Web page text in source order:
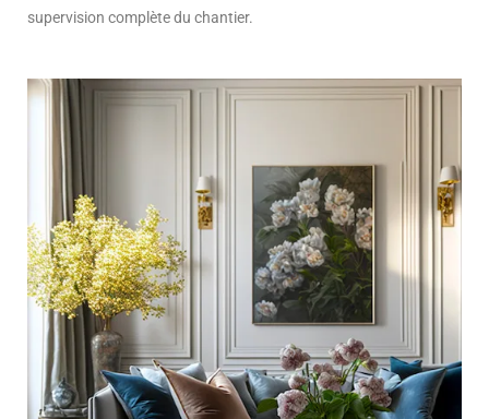
supervision complète du chantier.